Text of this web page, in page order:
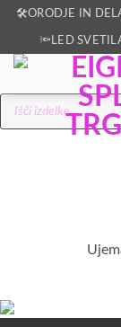
Skoči
vsebino
🛠️ORODJE IN
🔦LED
Products
search